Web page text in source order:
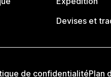
Devises et
de confidentialitéPlan